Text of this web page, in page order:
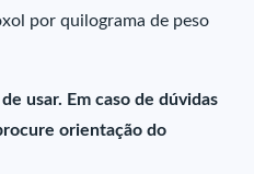
por quilograma de peso
usar. Em caso de dúvidas
orientação do